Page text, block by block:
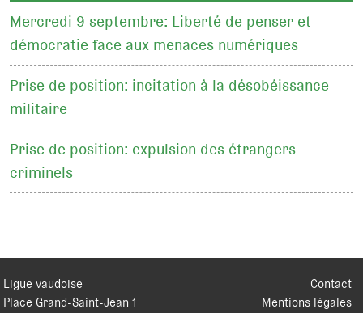
Mercredi 9 septembre: Liberté de penser et
démocratie face aux menaces numériques
Prise de position: incitation à la désobéissance
militaire
Prise de position: expulsion des étrangers
criminels
Contact
Mentions légales
Ligue vaudoise
Place Grand-Saint-Jean 1